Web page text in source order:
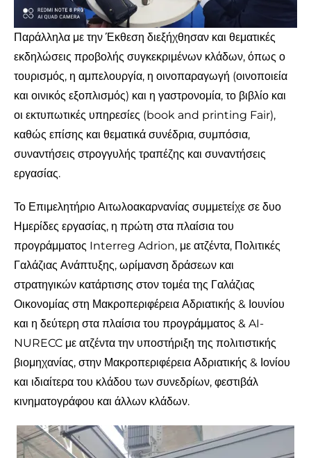
Παράλληλα με την Έκθεση διεξήχθησαν και θεματικές
εκδηλώσεις προβολής συγκεκριμένων κλάδων, όπως ο
τουρισμός, η αμπελουργία, η οινοπαραγωγή (οινοποιεία
και οινικός εξοπλισμός) και η γαστρονομία, το βιβλίο και
οι εκτυπωτικές υπηρεσίες (book and printing Fair),
καθώς επίσης και θεματικά συνέδρια, συμπόσια,
συναντήσεις στρογγυλής τραπέζης και συναντήσεις
εργασίας.
Το Επιμελητήριο Αιτωλοακαρνανίας συμμετείχε σε δυο
Ημερίδες εργασίας, η πρώτη στα πλαίσια του
προγράμματος Interreg Adrion, με ατζέντα, Πολιτικές
Γαλάζιας Ανάπτυξης, ωρίμανση δράσεων και
στρατηγικών κατάρτισης στον τομέα της Γαλάζιας
Οικονομίας στη Μακροπεριφέρεια Αδριατικής & Ιουνίου
και η δεύτερη στα πλαίσια του προγράμματος & AI-
NURECC με ατζέντα την υποστήριξη της πολιτιστικής
βιομηχανίας, στην Μακροπεριφέρεια Αδριατικής & Ιονίου
και ιδιαίτερα του κλάδου των συνεδρίων, φεστιβάλ
κινηματογράφου και άλλων κλάδων.